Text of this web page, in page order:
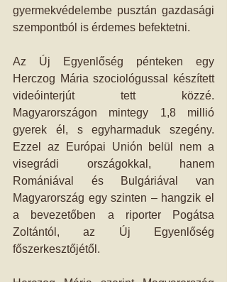
gyermekvédelembe pusztán gazdasági
szempontból is érdemes befektetni.
Az Új Egyenlőség pénteken egy
Herczog Mária szociológussal készített
videóinterjút tett közzé.
Magyarországon mintegy 1,8 millió
gyerek él, s egyharmaduk szegény.
Ezzel az Európai Unión belül nem a
visegrádi országokkal, hanem
Romániával és Bulgáriával van
Magyarország egy szinten – hangzik el
a bevezetőben a riporter Pogátsa
Zoltántól, az Új Egyenlőség
főszerkesztőjétől.